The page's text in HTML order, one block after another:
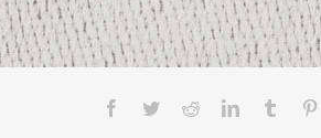
Facebook
TwitterRedditLinkedInTumblr